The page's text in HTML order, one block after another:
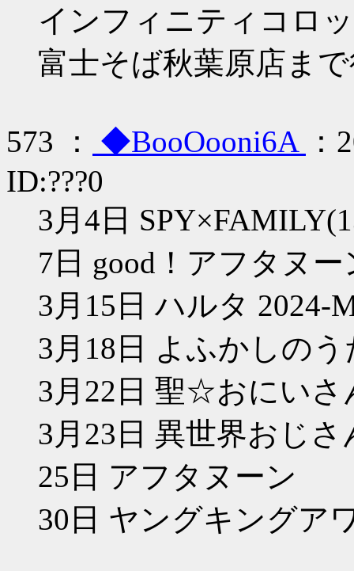
インフィニティコロ
富士そば秋葉原店ま
573 ： ◆BooOooni6A
ID:???0
3月4日
7日 good！アフタヌー
3月15日 ハルタ 2024-
3月18日 よふかしの
3月22日 聖☆おにいさ
3月23日 異世界おじ
25日 アフタヌーン
30日 ヤングキングア